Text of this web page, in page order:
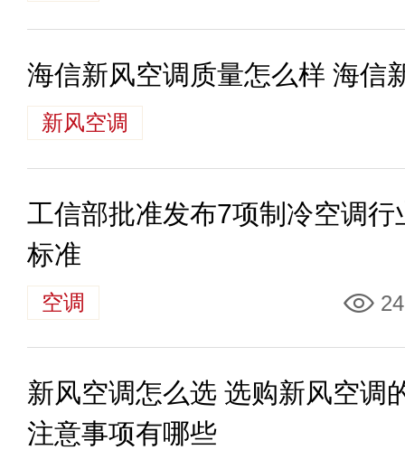
海信新风空调质量怎么样 海信
新风空调
工信部批准发布7项制冷空调行
标准
空调
新风空调怎么选 选购新风空调
注意事项有哪些